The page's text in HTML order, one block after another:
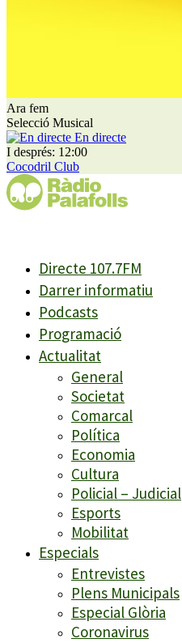
Ara fem
Selecció Musical
En directe
I després: 12:00
Cocodril Club
Directe 107.7FM
Darrer informatiu
Podcasts
Programació
Actualitat
General
Societat
Comarcal
Política
Economia
Cultura
Policial – Judicial
Esports
Mobilitat
Especials
Entrevistes
Plens Municipals
Especial Glòria
Coronavirus